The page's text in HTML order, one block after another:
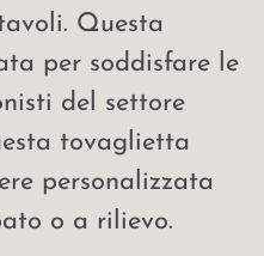
Questa
per soddisfare le
del settore
tovaglietta
personalizzata
o a rilievo.